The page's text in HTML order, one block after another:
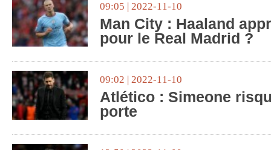
09:05 | 2022-11-10
Man City : Haaland
pour le Real Madrid ?
09:02 | 2022-11-10
Atlético : Simeone
porte